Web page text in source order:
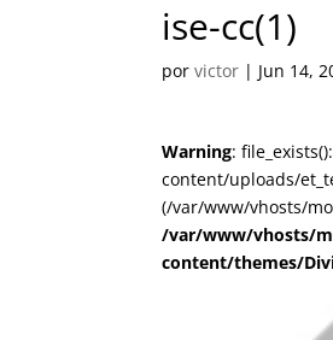
ise-cc(1)
porvictor | Jun 14,
Warning:
content/uploads/
(/var/www/vhosts/
/var/www/vhosts/
content/themes/